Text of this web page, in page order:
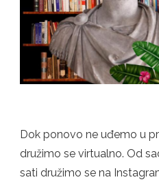
Dok ponovo ne uđemo u
družimo se virtualno. Od
sati družimo se na